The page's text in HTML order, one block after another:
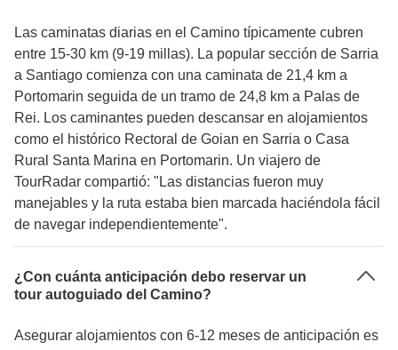
Las caminatas diarias en el Camino típicamente cubren
entre 15-30 km (9-19 millas). La popular sección de Sarria
a Santiago comienza con una caminata de 21,4 km a
Portomarin seguida de un tramo de 24,8 km a Palas de
Rei. Los caminantes pueden descansar en alojamientos
como el histórico Rectoral de Goian en Sarria o Casa
Rural Santa Marina en Portomarin. Un viajero de
TourRadar compartió: "Las distancias fueron muy
manejables y la ruta estaba bien marcada haciéndola fácil
de navegar independientemente".
¿Con cuánta anticipación debo reservar un
tour autoguiado del Camino?
Asegurar alojamientos con 6-12 meses de anticipación es